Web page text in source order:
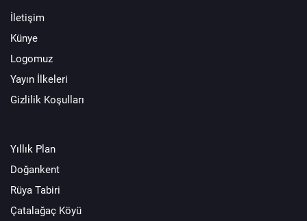
İletişim
Künye
Logomuz
Yayın İlkeleri
Gizlilik Koşulları
Yıllık Plan
Doğankent
Rüya Tabiri
Çatalağaç Köyü